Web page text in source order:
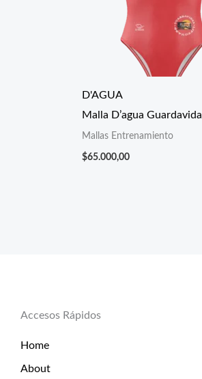
D'AGUA
Malla D’agua Guardavida
Mallas Entrenamiento
$65.000,00
Accesos Rápidos
Home
About